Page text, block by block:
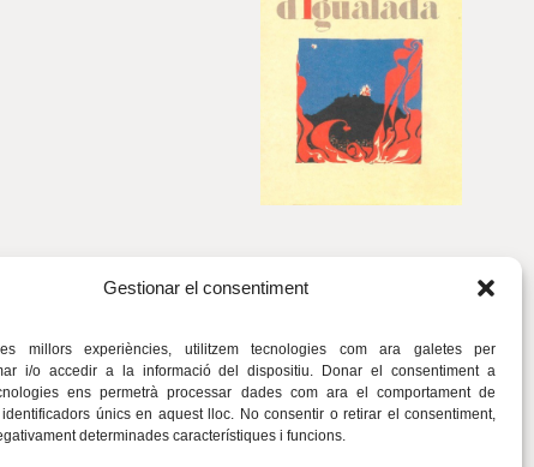
Gestionar el consentiment
millors experiències, utilitzem tecnologies com ara galetes per
i/o accedir a la informació del dispositiu. Donar el consentiment a
ens permetrà processar dades com ara el comportament de
únics en aquest lloc. No consentir o retirar el consentiment,
determinades característiques i funcions.